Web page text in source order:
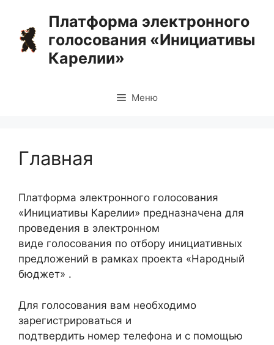
содержимому
Платформа электронного
голосования «Инициативы
Карелии»
Меню
Главная
Платформа электронного голосования
«Инициативы Карелии» предназначена для
проведения в электронном
виде голосования по отбору инициативных
предложений в рамках проекта «Народный
бюджет» .
Для голосования вам необходимо
зарегистрироваться и
подтвердить номер телефона и с помощью